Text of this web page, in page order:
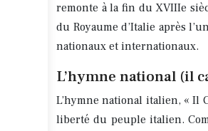
remonte à la fin du XVIIIe
du Royaume d’Italie après
nationaux et internationaux.
L’hymne national (il
L’hymne national italien, « Il
liberté du peuple italien.